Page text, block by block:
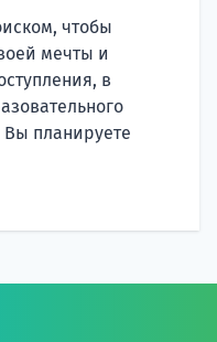
чтобы
мечты и
в
планируете